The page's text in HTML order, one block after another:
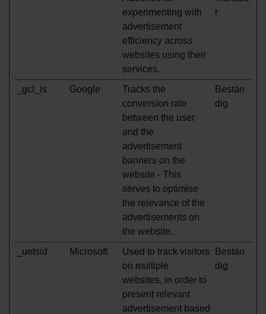
experimenting with
advertisement
efficiency across
websites using their
services.
r
_gcl_ls Google
Tracks the
conversion rate
between the user
and the
advertisement
banners on the
website - This
serves to optimise
the relevance of the
advertisements on
the website.
Bestän
dig
_uetsid Microsoft
Used to track visitors
on multiple
websites, in order to
present relevant
advertisement based
Bestän
dig